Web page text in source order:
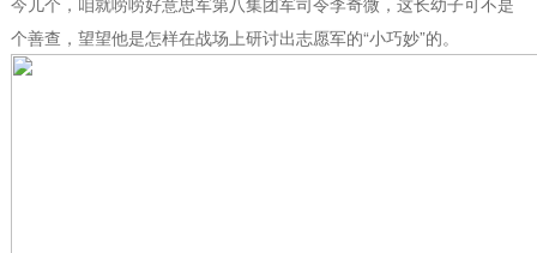
个善查，望望他是怎样在战场上研讨出志愿军的“小巧妙”的。